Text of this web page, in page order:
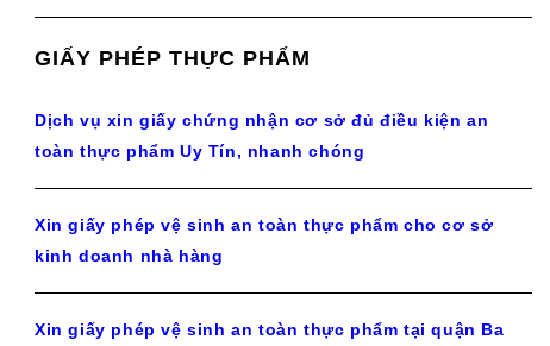
GIẤY PHÉP THỰC PHẨM
Dịch vụ xin giấy chứng nhận cơ sở đủ điều kiện an
toàn thực phẩm Uy Tín, nhanh chóng
Xin giấy phép vệ sinh an toàn thực phẩm cho cơ sở
kinh doanh nhà hàng
Xin giấy phép vệ sinh an toàn thực phẩm tại quận Ba